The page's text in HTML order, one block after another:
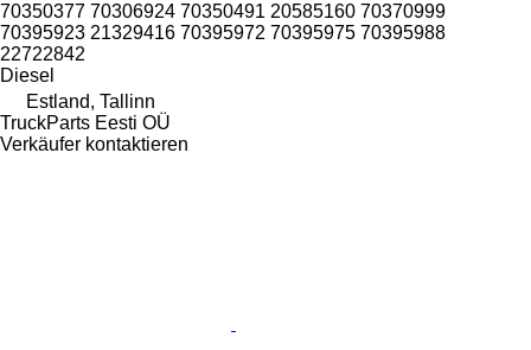
70350377 70306924 70350491 20585160 70370999
70395923 21329416 70395972 70395975 70395988
22722842
Diesel
Estland, Tallinn
TruckParts Eesti OÜ
Verkäufer kontaktieren